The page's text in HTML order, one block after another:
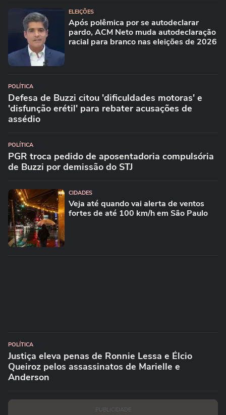
ELEIÇÕES
Após polêmica por se autodeclarar
pardo, ACM Neto muda autodeclaração
racial para branco nas eleições de 2026
POLÍTICA
Defesa de Buzzi citou 'dificuldades motoras' e
'disfunção erétil' para rebater acusações de
assédio
POLÍTICA
PGR troca pedido de aposentadoria compulsória
de Buzzi por demissão do STJ
CIDADES
Veja até quando vai alerta de ventos
fortes de até 100 km/h em São Paulo
POLÍTICA
Justiça eleva penas de Ronnie Lessa e Élcio
Queiroz pelos assassinatos de Marielle e
Anderson
PUBLICIDADE